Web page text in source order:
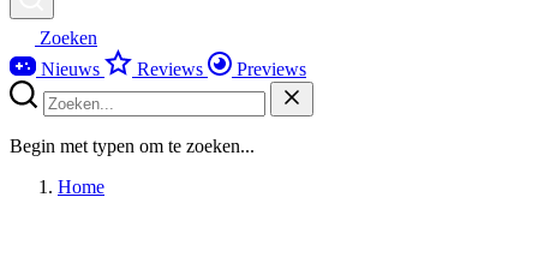
Zoeken
Nieuws
Reviews Previews
Begin met typen om te zoeken...
Home